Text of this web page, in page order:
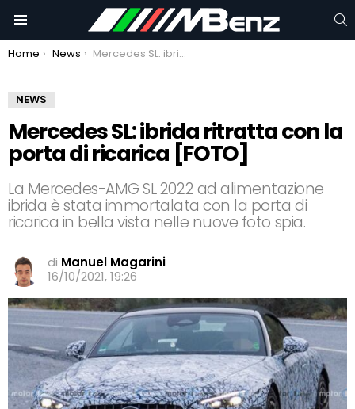
You are here:
Home News Mercedes SL: ibrida ritratta con la porta di ricarica [FOTO]
NEWS
Mercedes SL: ibrida ritratta con la
porta di ricarica [FOTO]
La Mercedes-AMG SL 2022 ad alimentazione
ibrida è stata immortalata con la porta di
ricarica in bella vista nelle nuove foto spia.
di Manuel Magarini
16/10/2021, 19:26